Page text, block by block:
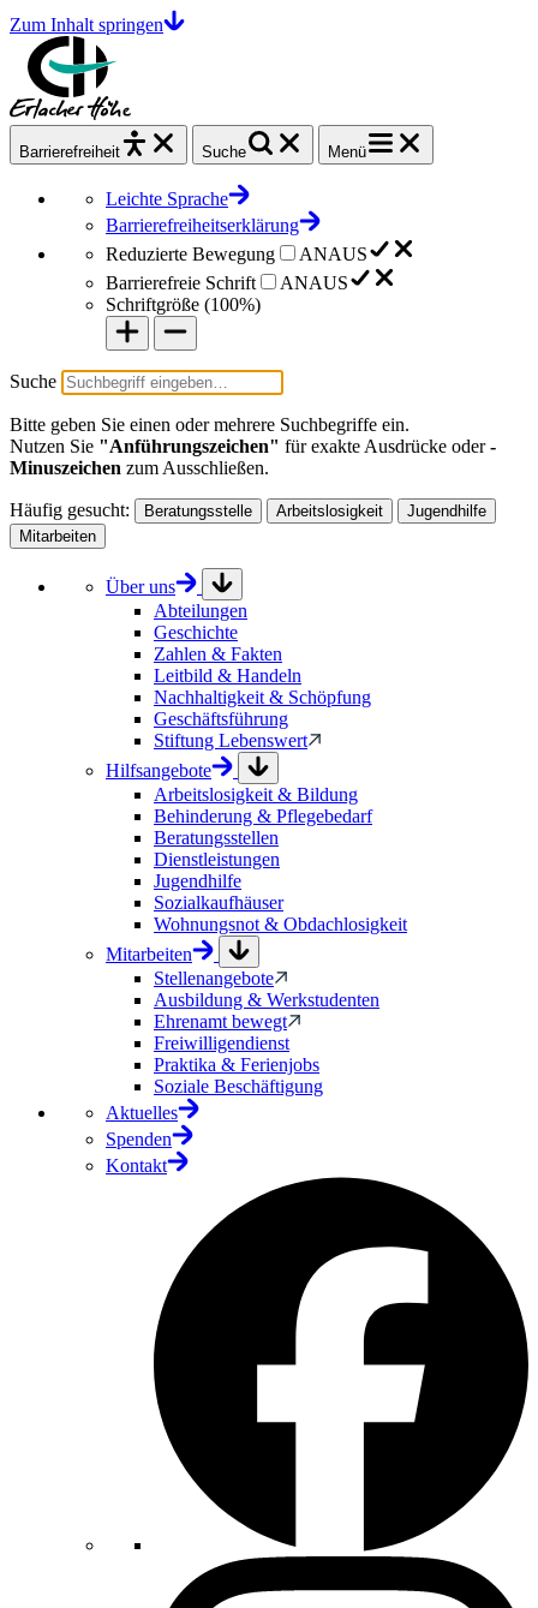
Zum Inhalt springen
Barrierefrei heit Suche Menü
Leichte Sprache
Barrierefreiheitserklärung
Reduzierte Bewegung
ANAUS
Barrierefreie Schrift
ANAUS
Schriftgröße (100%)
Suche
Bitte geben Sie einen oder mehrere Suchbegriffe ein.
Nutzen Sie "Anführungszeichen" für exakte Ausdrücke oder-
Minuszeichen zum Ausschließen.
Häufig gesucht: Beratungsstelle Arbeitslosigkeit
Jugendhilfe
Mitarbeiten
Über uns
Abteilungen
Geschichte
Zahlen & Fakten
Leitbild & Handeln
Nachhaltigkeit & Schöpfung
Geschäftsführung
Stiftung Lebenswert
Hilfsangebote
Arbeitslosigkeit & Bildung
Behinderung & Pflegebedarf
Beratungsstellen
Dienstleistungen
Jugendhilfe
Sozialkaufhäuser
Wohnungsnot & Obdachlosigkeit
Mitarbeiten
Stellenangebote
Ausbildung & Werkstudenten
Ehrenamt bewegt
Freiwilligendienst
Praktika & Ferienjobs
Soziale Beschäftigung
Aktuelles
Spenden
Kontakt